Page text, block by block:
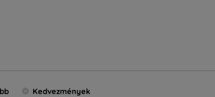
Kedvezmények